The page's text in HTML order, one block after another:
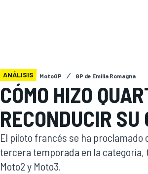
MOTOGP
ANÁLISIS MotoGP GP de Emilia Romagna
CÓMO HIZO
RECONDUCIR
El piloto francés se ha proclamado
tercera temporada en la
Moto2 y Moto3.